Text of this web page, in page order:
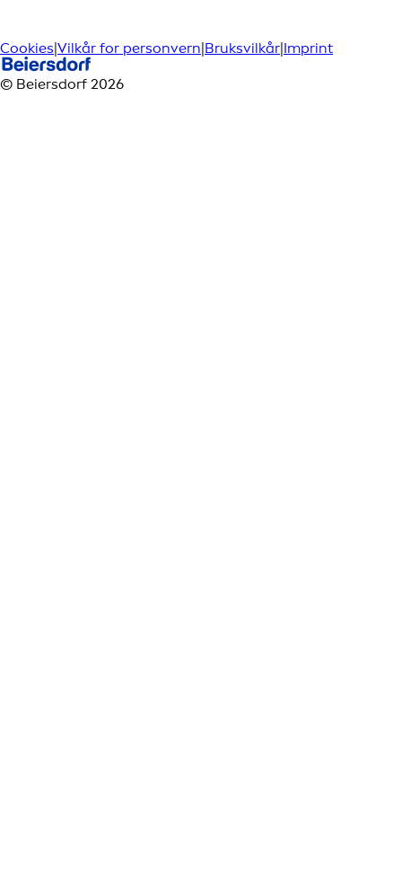
Cookies|Vilkår for personvern|Bruksvilkår|Imprint
© Beiersdorf 2026